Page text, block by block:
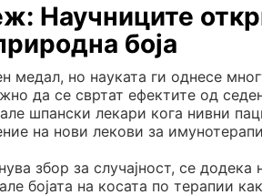
Научниците
боја
медал, но науката ги однесе
да се свртат ефектите од
шпански лекари кога нивни
на нови лекови за
збор за случајност, се
бојата на косата по терапии